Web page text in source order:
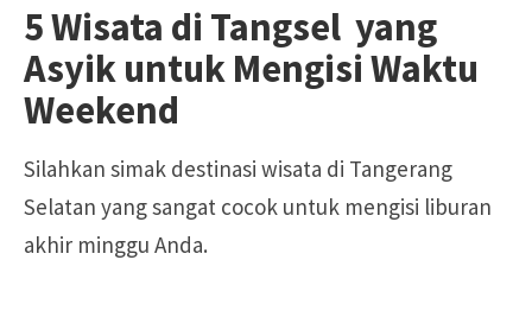
5 Wisata di Tangsel yang
Asyik untuk Mengisi Waktu
Weekend
Silahkan simak destinasi wisata di Tangerang
Selatan yang sangat cocok untuk mengisi liburan
akhir minggu Anda.